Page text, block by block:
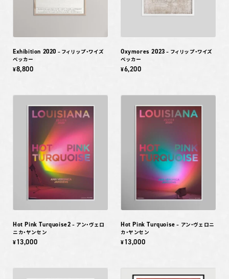
Exhibition 2020 – フィリップ・ワイズ
ベッカー
¥8,800
Oxymores 2023 – フィリップ・ワイズ
ベッカー
¥6,200
Hot Pink Turquoise2 – アン・ヴェロ
ニカ・ヤンセン
¥13,000
Hot Pink Turquoise – アン・ヴェロニ
カ・ヤンセン
¥13,000